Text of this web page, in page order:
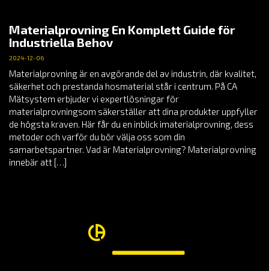
Materialprovning En Komplett Guide för
Industriella Behov
2024-12-06
Materialprovning är en avgörande del av industrin, där kvalitet,
säkerhet och prestanda hosmaterial står i centrum. På CA
Mätsystem erbjuder vi expertlösningar för
materialprovningsom säkerställer att dina produkter uppfyller
de högsta kraven. Här får du en inblick imaterialprovning, dess
metoder och varför du bör välja oss som din
samarbetspartner. Vad är Materialprovning? Materialprovning
innebär att […]